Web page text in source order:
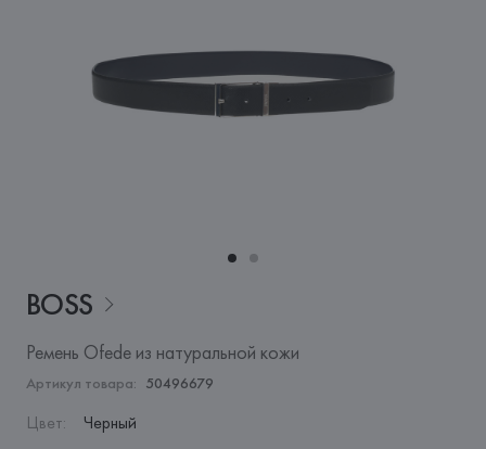
BOSS
Ремень Ofede из натуральной кожи
Артикул товара: 50496679
Цвет: Черный